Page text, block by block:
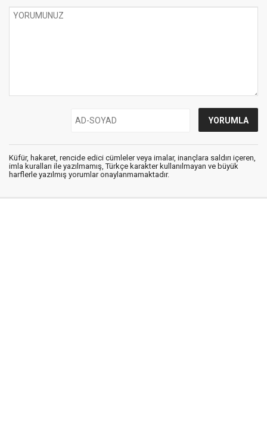
Küfür, hakaret, rencide edici cümleler veya imalar, inançlara saldırı içeren,
imla kuralları ile yazılmamış, Türkçe karakter kullanılmayan ve büyük
harflerle yazılmış yorumlar onaylanmamaktadır.